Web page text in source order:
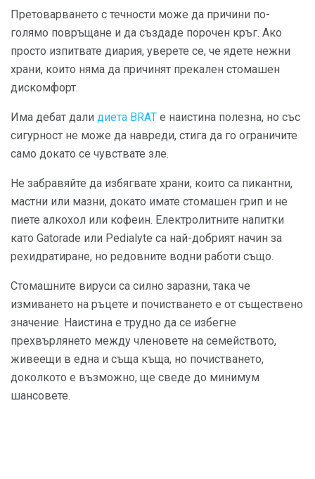
Претоварването с течности може да причини по-
голямо повръщане и да създаде порочен кръг. Ако
просто изпитвате диария, уверете се, че ядете нежни
храни, които няма да причинят прекален стомашен
дискомфорт.
Има дебат дали диета BRAT е наистина полезна, но със
сигурност не може да навреди, стига да го ограничите
само докато се чувствате зле.
Не забравяйте да избягвате храни, които са пикантни,
мастни или мазни, докато имате стомашен грип и не
пиете алкохол или кофеин. Електролитните напитки
като Gatorade или Pedialyte са най-добрият начин за
рехидратиране, но редовните водни работи също.
Стомашните вируси са силно заразни, така че
измиването на ръцете и почистването е от съществено
значение. Наистина е трудно да се избегне
прехвърлянето между членовете на семейството,
живеещи в една и съща къща, но почистването,
доколкото е възможно, ще сведе до минимум
шансовете.